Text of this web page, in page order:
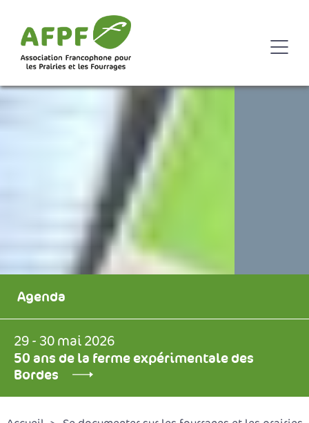
Agenda
29 - 30 mai 2026
50 ans de la ferme expérimentale des
Bordes